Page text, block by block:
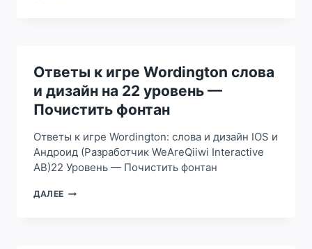
ДИЗАЙН
НА
212
УРОВЕНЬ
–
ПИЦЦУ
Ответы к игре Wordington слова
и дизайн на 22 уровень —
Почистить фонтан
Ответы к игре Wordington: слова и дизайн IOS и
Андроид (Разработчик WeAreQiiwi Interactive
AB)22 Уровень — Почистить фонтан
ДАЛЕЕ ОТВЕТЫ